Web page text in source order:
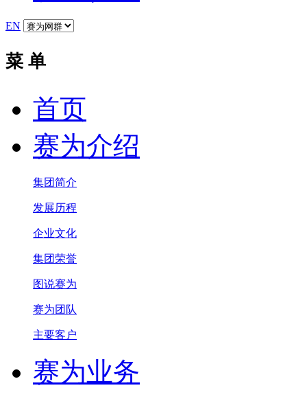
EN
菜 单
首页
赛为介绍
集团简介
发展历程
企业文化
集团荣誉
图说赛为
赛为团队
主要客户
赛为业务